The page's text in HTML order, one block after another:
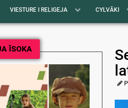
VIESTURE I RELIGEJA CYLVĀKI
ĪSOKA